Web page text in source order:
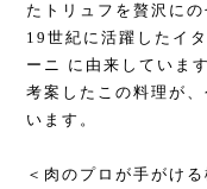
たトリュフを贅沢に
19世紀に活躍したイ
ーニ に由来していま
考案したこの料理が
います。
＜肉のプロが手がけ